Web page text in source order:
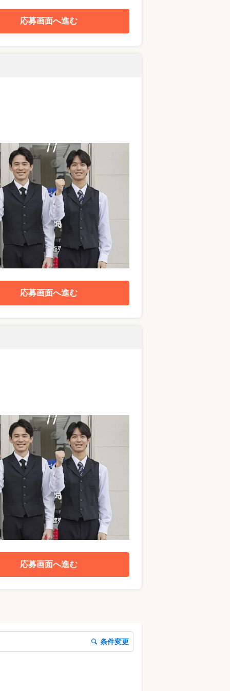
応募画面へ進む
応募画面へ進む
応募画面へ進む
条件変更